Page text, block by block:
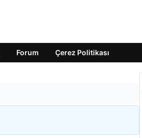
Forum Çerez Politikası